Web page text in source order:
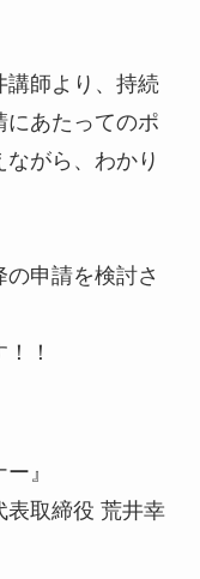
講師より、持続
にあたってのポ
がら、わかり
申請を検討さ
！
』
表取締役 荒井幸